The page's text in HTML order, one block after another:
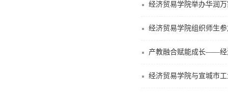
经济贸易学院举办华润
经济贸易学院组织师生
产教融合赋能成长——经
经济贸易学院与宣城市